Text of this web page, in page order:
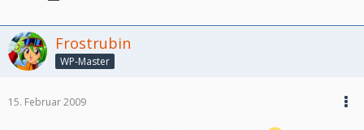
Frostrubin
WP-Master
15. Februar 2009